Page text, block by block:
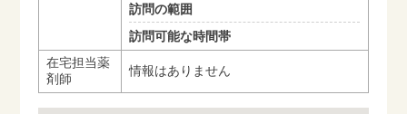
訪問の範囲
訪問可能な時間帯
在宅担当薬
剤師
情報はありません